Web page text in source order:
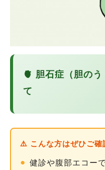
🫀 胆石症（胆の
て
⚠️ こんな方はぜひご確
● 健診や腹部エコー